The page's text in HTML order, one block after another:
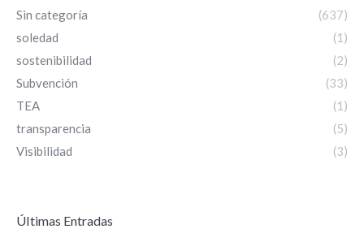
Sin categoría
(637)
soledad
(1)
sostenibilidad
(2)
Subvención
(33)
TEA
(1)
transparencia
(5)
Visibilidad
(3)
ÚItimas Entradas